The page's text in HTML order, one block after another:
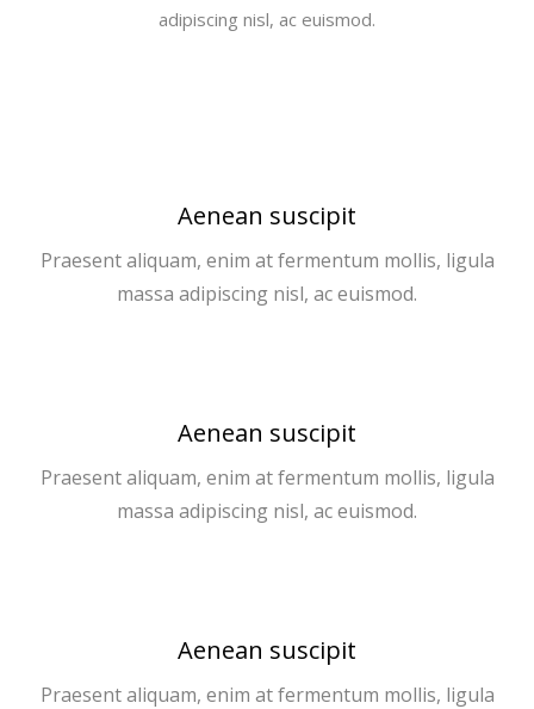
adipiscing nisl, ac euismod.
Aenean suscipit
Praesent aliquam, enim at fermentum mollis, ligula
massa adipiscing nisl, ac euismod.
Aenean suscipit
Praesent aliquam, enim at fermentum mollis, ligula
massa adipiscing nisl, ac euismod.
Aenean suscipit
Praesent aliquam, enim at fermentum mollis, ligula